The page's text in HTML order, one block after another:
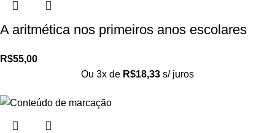
A aritmética nos primeiros anos escolares
R$55,00
Ou 3x de R$18,33 s/ juros